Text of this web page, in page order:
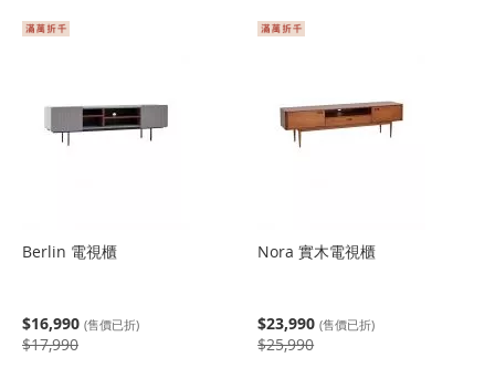
Berlin 電視櫃
$16,990 (售價已折)
$17,990
Nora 實木電視櫃
$23,990 (售價已折)
$25,990